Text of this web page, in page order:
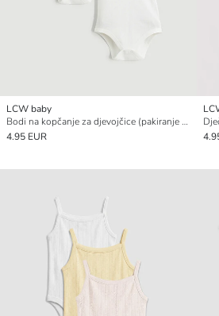
LCW baby
Bodi na kopčanje za djevojčice (pakiranje od 2)
4.95 EUR